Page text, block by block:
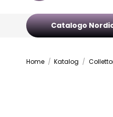
Catalogo
Home Katalog